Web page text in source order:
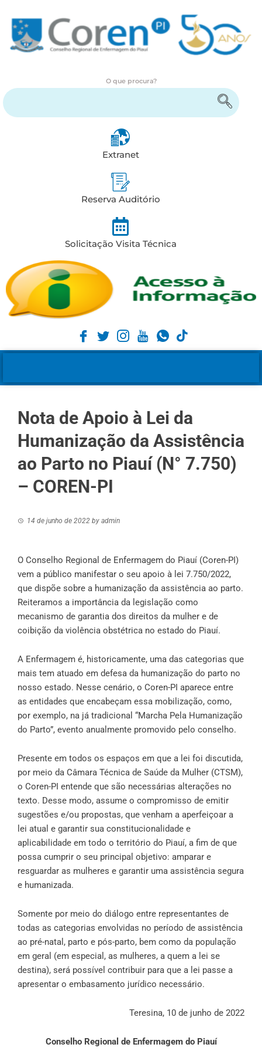
O que procura?
Extranet
Reserva Auditório
Solicitação Visita Técnica
Nota de Apoio à Lei da
Humanização da Assistência
ao Parto no Piauí (N° 7.750)
– COREN-PI
14 de junho de 2022 by admin
O Conselho Regional de Enfermagem do Piauí (Coren-PI)
vem a público manifestar o seu apoio à lei 7.750/2022,
que dispõe sobre a humanização da assistência ao parto.
Reiteramos a importância da legislação como
mecanismo de garantia dos direitos da mulher e de
coibição da violência obstétrica no estado do Piauí.
A Enfermagem é, historicamente, uma das categorias que
mais tem atuado em defesa da humanização do parto no
nosso estado. Nesse cenário, o Coren-PI aparece entre
as entidades que encabeçam essa mobilização, como,
por exemplo, na já tradicional “Marcha Pela Humanização
do Parto”, evento anualmente promovido pelo conselho.
Presente em todos os espaços em que a lei foi discutida,
por meio da Câmara Técnica de Saúde da Mulher (CTSM),
o Coren-PI entende que são necessárias alterações no
texto. Desse modo, assume o compromisso de emitir
sugestões e/ou propostas, que venham a aperfeiçoar a
lei atual e garantir sua constitucionalidade e
aplicabilidade em todo o território do Piauí, a fim de que
possa cumprir o seu principal objetivo: amparar e
resguardar as mulheres e garantir uma assistência segura
e humanizada.
Somente por meio do diálogo entre representantes de
todas as categorias envolvidas no período de assistência
ao pré-natal, parto e pós-parto, bem como da população
em geral (em especial, as mulheres, a quem a lei se
destina), será possível contribuir para que a lei passe a
apresentar o embasamento jurídico necessário.
Teresina, 10 de junho de 2022
Conselho Regional de Enfermagem do Piauí